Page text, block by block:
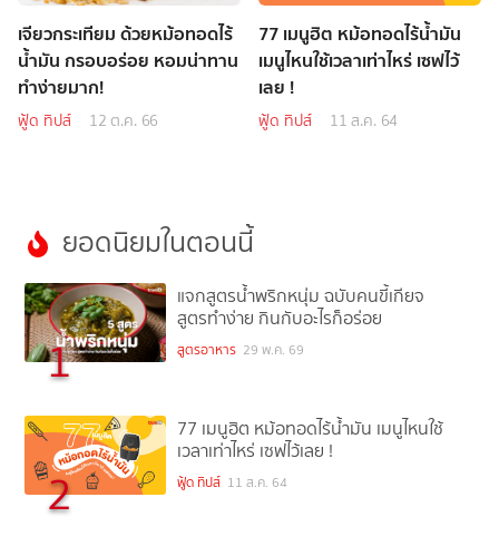
เจียวกระเทียม ด้วยหม้อทอดไร้
น้ำมัน กรอบอร่อย หอมน่าทาน
ทำง่ายมาก!
ฟู้ด ทิปส์ 12 ต.ค. 66
77 เมนูฮิต หม้อทอดไร้น้ำมัน
เมนูไหนใช้เวลาเท่าไหร่ เซฟไว้
เลย !
ฟู้ด ทิปส์ 11 ส.ค. 64
ยอดนิยมในตอนนี้
1
แจกสูตรน้ำพริกหนุ่ม ฉบับคนขี้เกียจ
สูตรทำง่าย กินกับอะไรก็อร่อย
สูตรอาหาร 29 พ.ค. 69
2
77 เมนูฮิต หม้อทอดไร้น้ำมัน เมนูไหนใช้
เวลาเท่าไหร่ เซฟไว้เลย !
ฟู้ด ทิปส์ 11 ส.ค. 64